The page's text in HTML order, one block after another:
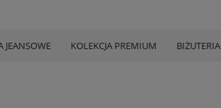
JEANSOWE KOLEKCJA PREMIUM BIŻUTERIA